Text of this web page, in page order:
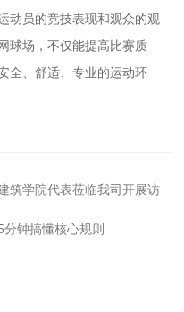
动员的竞技表现和观众的观
球场，不仅能提高比赛质
全、舒适、专业的运动环
筑学院代表莅临我司开展访
钟搞懂核心规则